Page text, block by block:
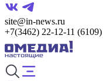
site@in-news.ru
+7(3462) 22-12-11 (6109)